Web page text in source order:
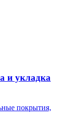
и укладка
покрытия,